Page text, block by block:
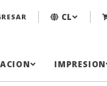
CL
IMPRESION